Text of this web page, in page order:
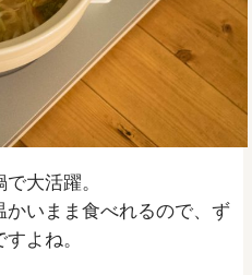
大活躍。
いまま食べれるので、ず
よね。